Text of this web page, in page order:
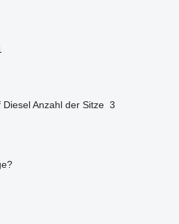
Diesel Anzahl der Sitze 3